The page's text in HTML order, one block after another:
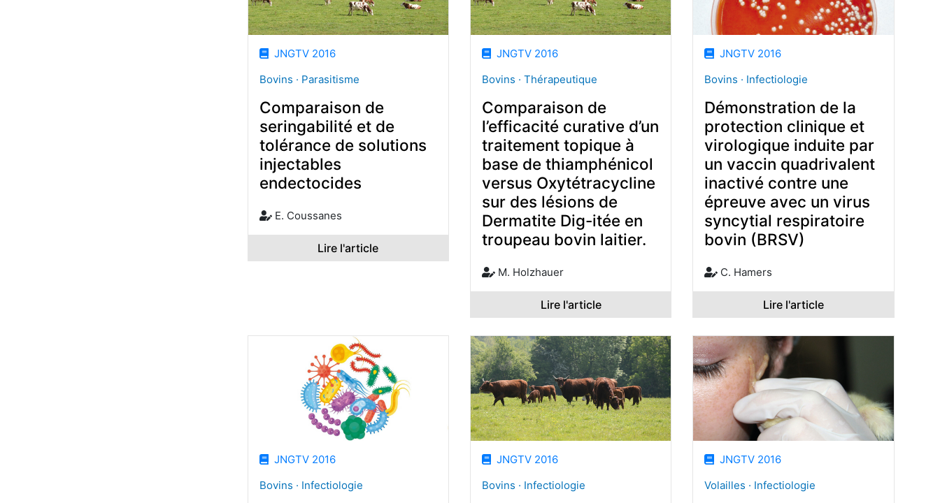
JNGTV 2016
Bovins · Parasitisme
Comparaison de
seringabilité et de
tolérance de solutions
injectables
endectocides
E. Coussanes
Lire l'article
JNGTV 2016
Bovins · Thérapeutique
Comparaison de
l’efficacité curative d’un
traitement topique à
base de thiamphénicol
versus Oxytétracycline
sur des lésions de
Dermatite Dig-itée en
troupeau bovin laitier.
M. Holzhauer
Lire l'article
JNGTV 2016
Bovins · Infectiologie
Démonstration de la
protection clinique et
virologique induite par
un vaccin quadrivalent
inactivé contre une
épreuve avec un virus
syncytial respiratoire
bovin (BRSV)
C. Hamers
Lire l'article
JNGTV 2016
Bovins · Infectiologie
JNGTV 2016
Bovins · Infectiologie
JNGTV 2016
Volailles · Infectiologie